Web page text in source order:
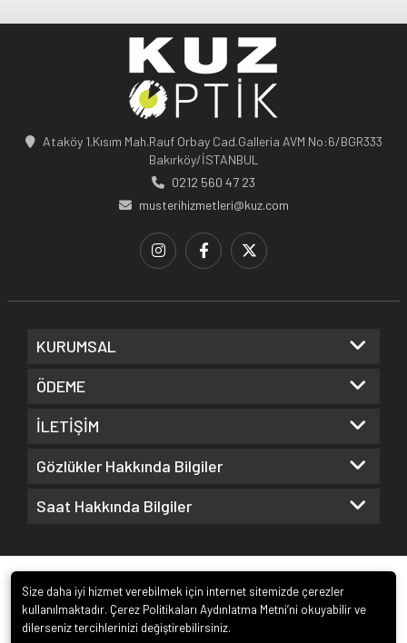
Ataköy 1.Kısım Mah.Rauf Orbay Cad.Galleria AVM No:6/BGR333
Bakırköy/İSTANBUL
0212 560 47 23
musterihizmetleri@kuz.com
KURUMSAL
ÖDEME
İLETİŞİM
Gözlükler Hakkında Bilgiler
Saat Hakkında Bilgiler
Size daha iyi hizmet verebilmek için internet sitemizde çerezler
kullanılmaktadır. Çerez Politikaları Aydınlatma Metni’ni okuyabilir ve
dilerseniz tercihlerinizi değiştirebilirsiniz.